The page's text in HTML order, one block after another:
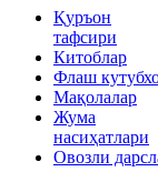
Қуръон
тафсири
Китоблар
Флаш
Мақолалар
Жума
насиҳатлари
Овозли